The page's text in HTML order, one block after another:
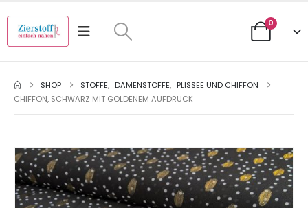
0
SHOP STOFFE, DAMENSTOFFE, PLISSEE UND CHIFFON
CHIFFON, SCHWARZ MIT GOLDENEM AUFDRUCK